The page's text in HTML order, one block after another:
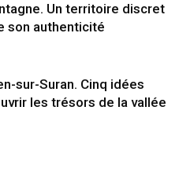
Un territoire discret
son authenticité
sur-Suran. Cinq idées
les trésors de la vallée